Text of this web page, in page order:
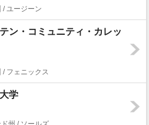
/ ユージーン
ン・コミュニティ・カレッ
/ フェニックス
学